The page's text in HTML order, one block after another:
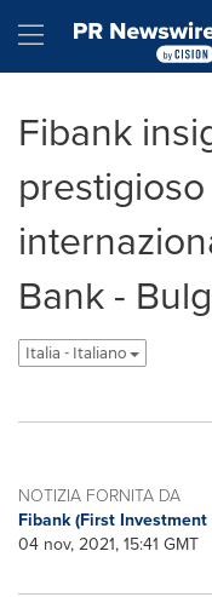
Hamburger
Fibank
Bank -
Italia - Italiano
NOTIZIA FORNITA DA
Fibank (First Investment
04 nov, 2021, 15:41 GMT